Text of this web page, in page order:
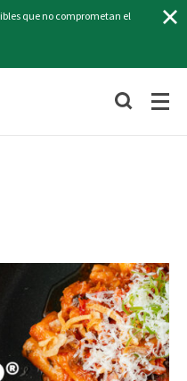
que no comprometan el